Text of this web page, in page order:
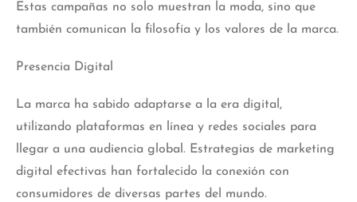
Estas campañas no solo muestran la moda, sino que
también comunican la filosofía y los valores de la marca.
Presencia Digital
La marca ha sabido adaptarse a la era digital,
utilizando plataformas en línea y redes sociales para
llegar a una audiencia global. Estrategias de marketing
digital efectivas han fortalecido la conexión con
consumidores de diversas partes del mundo.